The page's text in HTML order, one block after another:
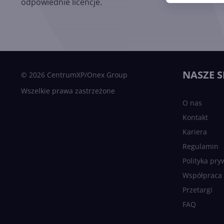
© 2026 CentrumXP/Onex Group
Wszelkie prawa zastrzeżone
NASZE
O nas
Kontakt
Kariera
Regulamin
Polityka
Współpraca
Przetargi
FAQ